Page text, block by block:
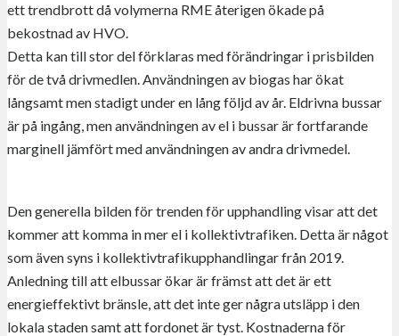
ett trendbrott då volymerna RME återigen ökade på
bekostnad av HVO.
Detta kan till stor del förklaras med förändringar i prisbilden
för de två drivmedlen. Användningen av biogas har ökat
långsamt men stadigt under en lång följd av år. Eldrivna bussar
är på ingång, men användningen av el i bussar är fortfarande
marginell jämfört med användningen av andra drivmedel.
Den generella bilden för trenden för upphandling visar att det
kommer att komma in mer el i kollektivtrafiken. Detta är något
som även syns i kollektivtrafikupphandlingar från 2019.
Anledning till att elbussar ökar är främst att det är ett
energieffektivt bränsle, att det inte ger några utsläpp i den
lokala staden samt att fordonet är tyst. Kostnaderna för